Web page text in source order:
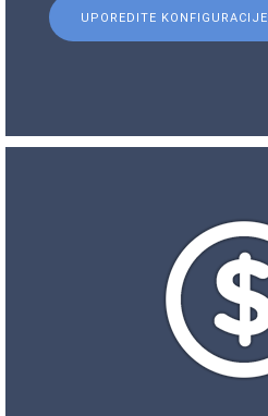
UPOREDITE KONFIGURACIJE